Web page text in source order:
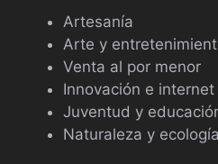
Artesanía
Arte y
Venta al por menor
Innovación e internet
Juventud y
Naturaleza y ecología